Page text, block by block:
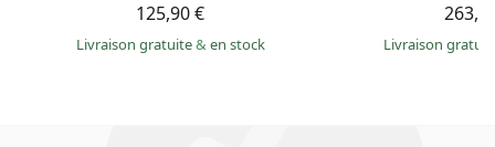
125,90 €
Livraison gratuite& en stock Livraison